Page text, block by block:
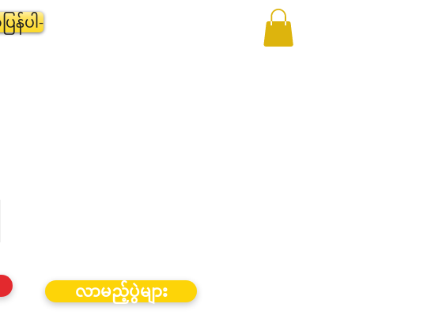
န်ပါ-
လာမည့်ပွဲများ